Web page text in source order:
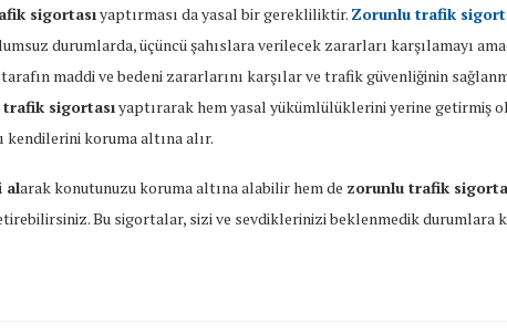
sigortasıyaptırması da yasal bir gerekliliktir. Zorunlu trafik
durumlarda, üçüncü şahıslara verilecek zararları karşılamayı
maddi ve bedeni zararlarını karşılar ve trafik güvenliğinin
sigortasıyaptırarak hem yasal yükümlülüklerini yerine getirmiş
koruma altına alır.
alarak konutunuzu koruma altına alabilir hem de zorunlu trafik
Bu sigortalar, sizi ve sevdiklerinizi beklenmedik durumlara